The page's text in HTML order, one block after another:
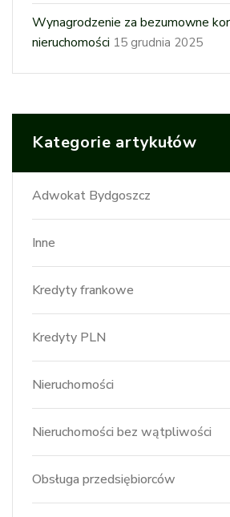
Wynagrodzenie za bezumowne
nieruchomości 15 grudnia 2025
Kategorie artykułów
Adwokat Bydgoszcz
Inne
Kredyty frankowe
Kredyty PLN
Nieruchomości
Nieruchomości bez wątpliwości
Obsługa przedsiębiorców